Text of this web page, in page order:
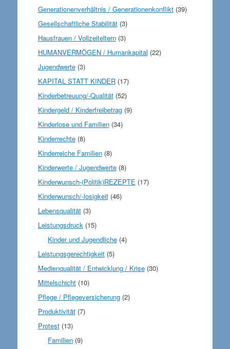
Generationenverhältnis / Generationenkonflikt(39)
Gesellschaftliche Stabilität(3)
Hausfrauen / Vollzeiteltern(3)
HUMANVERMÖGEN / Humankapital (22)
Jugendwerte(3)
KAPITAL STATT KINDER(17)
Kinderbetreuung/-Qualität(52)
Kindergeld / Kinderfreibetrag(9)
Kinderlose und Familien(34)
Kinderrechte(8)
Kinderreiche Familien(8)
Kinderwerte / Jugendwerte(8)
Kinderwunsch-(Politik)REZEPTE (17)
Kinderwunsch/-losigkeit(46)
Lebensqualität(3)
Leistungsdruck(15)
Kinder und Jugendliche (4)
Leistungsgerechtigkeit(5)
Medienqualität / Entwicklung / Krise(30)
Mittelschicht(10)
Pflege / Pflegeversicherung(2)
Produktivität(7)
Protest(13)
Familien (9)